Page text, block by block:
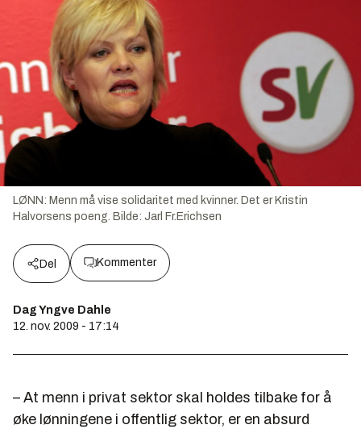
LØNN: Menn må vise solidaritet med kvinner. Det er Kristin
Halvorsens poeng. Bilde: Jarl Fr.Erichsen
Del Kommenter
Dag Yngve Dahle
12. nov. 2009 - 17:14
– At menn i privat sektor skal holdes tilbake for å
øke lønningene i offentlig sektor, er en absurd